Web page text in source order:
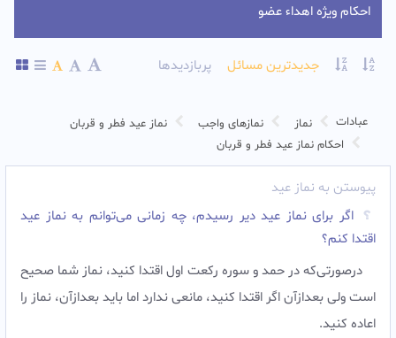
جدیدترین مسائل پربازدیدها
عبادات نماز نمازهای واجب
نماز عید فطر و قربان
احکام نماز عید فطر و قربان
پیوستن به نماز عید
اگر برای نماز عید دیر رسیدم، چه زمانی می‌توانم به نماز عید
اقتدا کنم؟
درصورتی‌که در حمد و سوره رکعت اول اقتدا کنید، نماز شما صحیح
است ولی بعدازآن اگر اقتدا کنید، مانعی ندارد اما باید بعدازآن، نماز را
اعاده کنید.
احکام ویژه اهداء عضو